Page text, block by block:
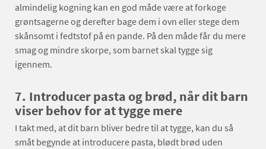
almindelig kogning kan en god måde være at forkoge
grøntsagerne og derefter bage dem i ovn eller stege dem
skånsomt i fedtstof på en pande. På den måde får du mere
smag og mindre skorpe, som barnet skal tygge sig
igennem.
7. Introducer pasta og brød, når dit barn
viser behov for at tygge mere
I takt med, at dit barn bliver bedre til at tygge, kan du så
småt begynde at introducere pasta, blødt brød uden